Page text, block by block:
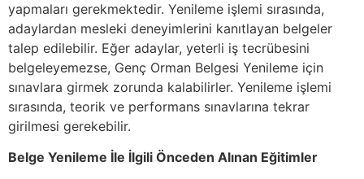
yapmaları gerekmektedir. Yenileme işlemi sırasında,
adaylardan mesleki deneyimlerini kanıtlayan belgeler
talep edilebilir. Eğer adaylar, yeterli iş tecrübesini
belgeleyemezse, Genç Orman Belgesi Yenileme için
sınavlara girmek zorunda kalabilirler. Yenileme işlemi
sırasında, teorik ve performans sınavlarına tekrar
girilmesi gerekebilir.
Belge Yenileme İle İlgili Önceden Alınan Eğitimler